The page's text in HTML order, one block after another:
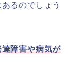
るのでしょう
障害や病気が